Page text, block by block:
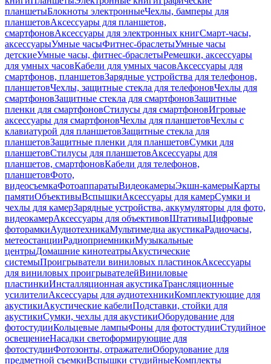
планшетыБлокноты электронныеЧехлы, бамперы для
планшетовАксессуары для планшетов,
смартфоновАксессуары для электронных книгСмарт-часы,
аксессуарыУмные часыФитнес-браслетыУмные часы
детскиеУмные часы, фитнес-браслетыРемешки, аксессуары
для умных часовКабели для умных часовАксессуары для
смартфонов, планшетовЗарядные устройства для телефонов,
планшетовЧехлы, защитные стекла для телефоновЧехлы для
смартфоновЗащитные стекла для смартфоновЗащитные
пленки для смартфоновСтилусы для смартфоновИгровые
аксессуары для смартфоновЧехлы для планшетовЧехлы с
клавиатурой для планшетовЗащитные стекла для
планшетовЗащитные пленки для планшетовСумки для
планшетовСтилусы для планшетовАксессуары для
планшетов, смартфоновКабели для телефонов,
планшетовФото,
видеосъемкаФотоаппаратыВидеокамерыЭкшн-камерыКарты
памятиОбъективыВспышкиАксессуары для камерСумки и
чехлы для камерЗарядные устройства, аккумуляторы для фото,
видеокамерАксессуары для объективовШтативыЦифровые
фоторамкиАудиотехникаМультимедиа акустикаРадиочасы,
метеостанцииРадиоприемникиМузыкальные
центрыДомашние кинотеатрыАкустические
системыПроигрыватели виниловых пластинокАксессуары
для виниловых проигрывателейВиниловые
пластинкиИнсталляционная акустикаТрансляционные
усилителиАксессуары для аудиотехникиКомплектующие для
акустикиАкустические кабелиПодставки, стойки для
акустикиСумки, чехлы для акустикиОборудование для
фотостудииКольцевые лампыФоны для фотостудииСтудийное
освещениеНасадки светоформирующие для
фотостудииФотозонты, отражателиОборудование для
предметной съемкиВспышки студийныеКомплекты